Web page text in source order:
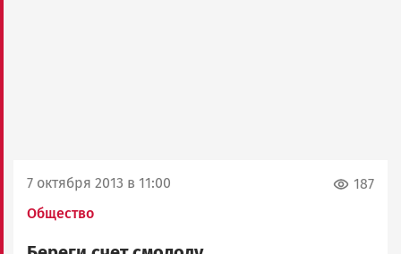
7 октября 2013 в 11:00
Общество
187